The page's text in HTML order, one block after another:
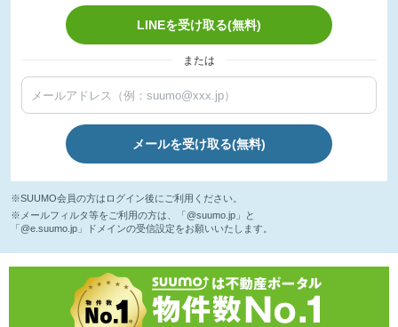
LINEを受け取る(無料)
または
メールを受け取る(無料)
※SUUMO会員の方はログイン後にご利用ください。
※メールフィルタ等をご利用の方は、「@suumo.jp」と
「@e.suumo.jp」ドメインの受信設定をお願いいたします。